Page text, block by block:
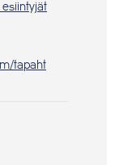
esiintyjät
tapaht